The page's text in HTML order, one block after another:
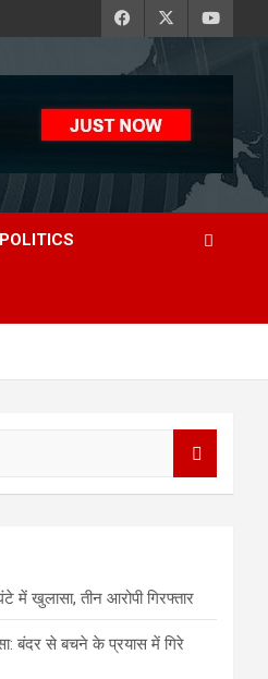
POLITICS
में खुलासा, तीन आरोपी गिरफ्तार
बंदर से बचने के प्रयास में गिरे